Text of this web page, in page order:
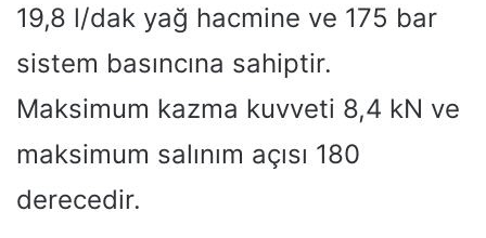
19,8 l/dak yağ hacmine ve 175 bar
sistem basıncına sahiptir.
Maksimum kazma kuvveti 8,4 kN ve
maksimum salınım açısı 180
derecedir.